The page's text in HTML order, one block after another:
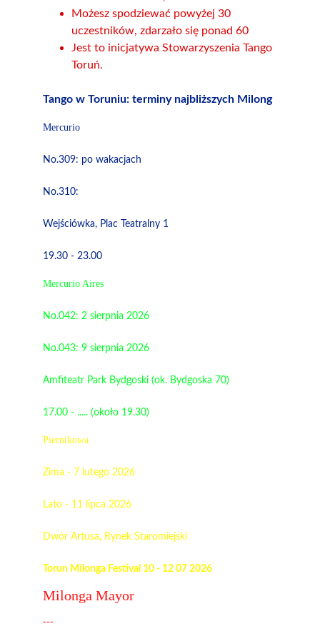
Możesz spodziewać powyżej 30
uczestników, zdarzało się ponad 60
Jest to inicjatywa Stowarzyszenia Tango
Toruń.
Tango w Toruniu: terminy najbliższych Milong
Mercurio
No.309: po wakacjach
No.310:
Wejściówka, Plac Teatralny 1
19.30 - 23.00
Mercurio Aires
No.042: 2 sierpnia 2026
No.043: 9 sierpnia 2026
Amfiteatr Park Bydgoski (ok. Bydgoska 70)
17.00 - ..... (około 19.30)
Piernikowa
Zima - 7 lutego 2026
Lato - 11 lipca 2026
Dwór Artusa, Rynek Staromiejski
Torun Milonga Festival 10 - 12 07 2026
Milonga Mayor
---